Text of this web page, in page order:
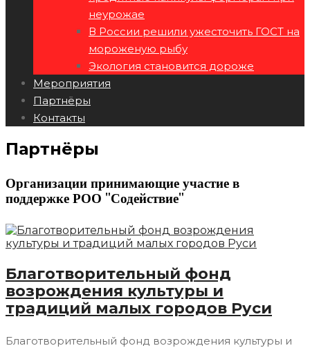
неурожае
В России решили ужесточить ГОСТ на
мороженую рыбу
Экология становится дороже
Мероприятия
Партнёры
Контакты
Партнёры
Организации принимающие участие в
поддержке РОО "Содействие"
Благотворительный фонд
возрождения культуры и
традиций малых городов Руси
Благотворительный фонд возрождения культуры и